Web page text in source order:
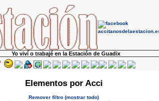
Yo viví o trabajé en la Estación de Guadix
Elementos por Acci
Remover filtro (mostrar todo)